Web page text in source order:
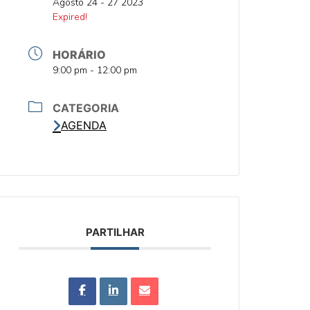
DATAExpired!
HORÁRIO
HORA
9:00 pm - 12:00 pm
CATEGORIA
AGENDA
PARTILHAR